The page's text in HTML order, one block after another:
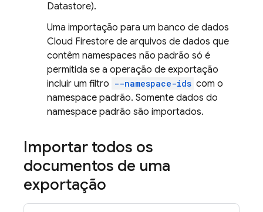
Datastore).
Uma importação para um banco de dados
Cloud Firestore de arquivos de dados que
contêm namespaces não padrão só é
permitida se a operação de exportação
incluir um filtro --namespace-ids com o
namespace padrão. Somente dados do
namespace padrão são importados.
Importar todos os
documentos de uma
exportação